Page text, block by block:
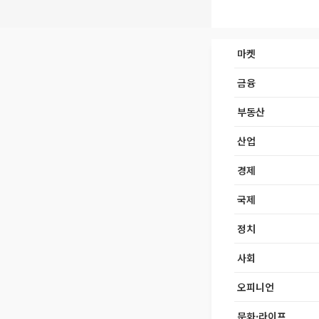
마켓
금융
부동산
산업
경제
국제
정치
사회
오피니언
문화·라이프